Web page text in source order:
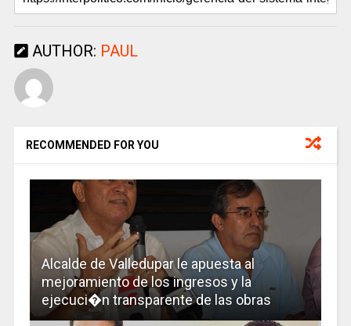
AUTHOR: PAUL
RECOMMENDED FOR YOU
Alcalde de Valledupar le apuesta al
mejoramiento de los ingresos y la
ejecuci�n transparente de las obras